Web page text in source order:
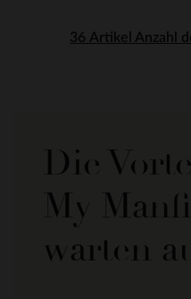
Anzahl
Die
My
warten